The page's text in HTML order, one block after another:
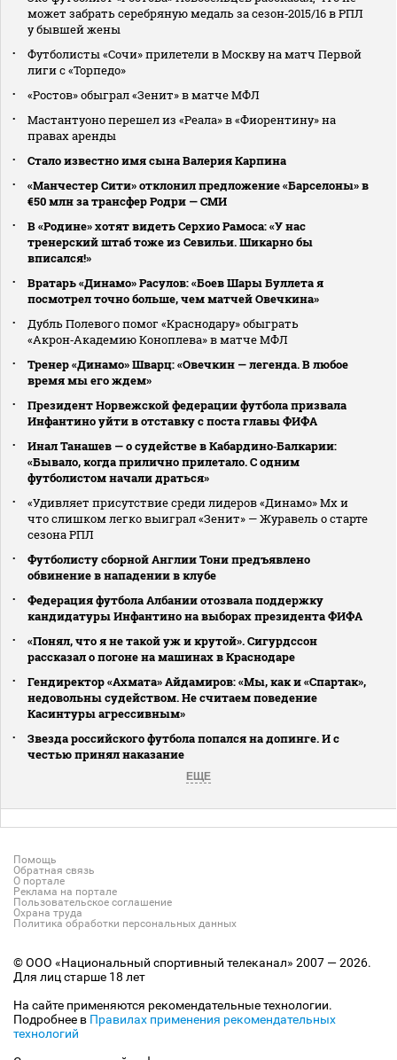
может забрать серебряную медаль за сезон‑2015/16 в РПЛ
у бывшей жены
Футболисты «Сочи» прилетели в Москву на матч Первой
лиги с «Торпедо»
«Ростов» обыграл «Зенит» в матче МФЛ
Мастантуоно перешел из «Реала» в «Фиорентину» на
правах аренды
Стало известно имя сына Валерия Карпина
«Манчестер Сити» отклонил предложение «Барселоны» в
€50 млн за трансфер Родри — СМИ
В «Родине» хотят видеть Серхио Рамоса: «У нас
тренерский штаб тоже из Севильи. Шикарно бы
вписался!»
Вратарь «Динамо» Расулов: «Боев Шары Буллета я
посмотрел точно больше, чем матчей Овечкина»
Дубль Полевого помог «Краснодару» обыграть
«Акрон‑Академию Коноплева» в матче МФЛ
Тренер «Динамо» Шварц: «Овечкин — легенда. В любое
время мы его ждем»
Президент Норвежской федерации футбола призвала
Инфантино уйти в отставку с поста главы ФИФА
Инал Танашев — о судействе в Кабардино‑Балкарии:
«Бывало, когда прилично прилетало. С одним
футболистом начали драться»
«Удивляет присутствие среди лидеров «Динамо» Мх и
что слишком легко выиграл «Зенит» — Журавель о старте
сезона РПЛ
Футболисту сборной Англии Тони предъявлено
обвинение в нападении в клубе
Федерация футбола Албании отозвала поддержку
кандидатуры Инфантино на выборах президента ФИФА
«Понял, что я не такой уж и крутой». Сигурдссон
рассказал о погоне на машинах в Краснодаре
Гендиректор «Ахмата» Айдамиров: «Мы, как и «Спартак»,
недовольны судейством. Не считаем поведение
Касинтуры агрессивным»
Звезда российского футбола попался на допинге. И с
честью принял наказание
ЕЩЕ
Помощь
Обратная связь
О портале
Реклама на портале
Пользовательское соглашение
Охрана труда
Политика обработки персональных данных
© ООО «Национальный спортивный телеканал» 2007 — 2026.
Для лиц старше 18 лет
На сайте применяются рекомендательные технологии.
Подробнее в Правилах применения рекомендательных
технологий